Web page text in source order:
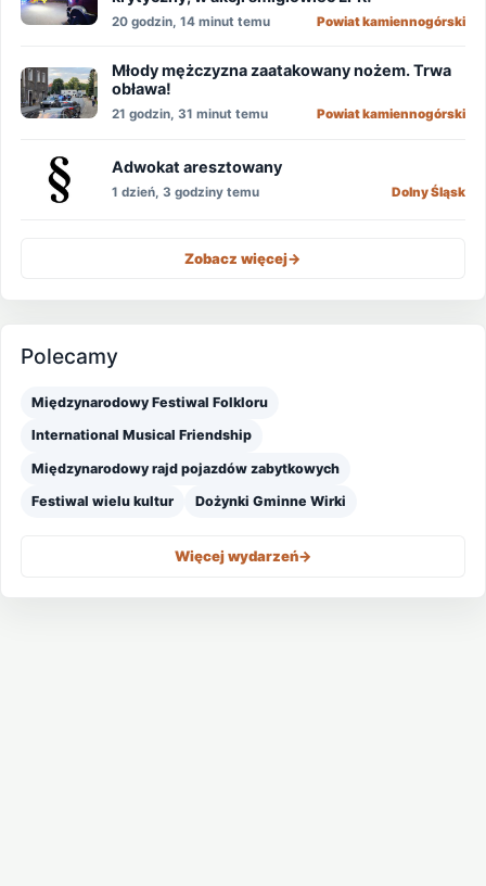
20 godzin, 14 minut temu Powiat kamiennogórski
Młody mężczyzna zaatakowany nożem. Trwa
obława!
21 godzin, 31 minut temu Powiat kamiennogórski
Adwokat aresztowany
1 dzień, 3 godziny temu Dolny Śląsk
Zobacz więcej->
Polecamy
Międzynarodowy Festiwal Folkloru
International Musical Friendship
Międzynarodowy rajd pojazdów zabytkowych
Festiwal wielu kultur Dożynki Gminne Wirki
Więcej wydarzeń->